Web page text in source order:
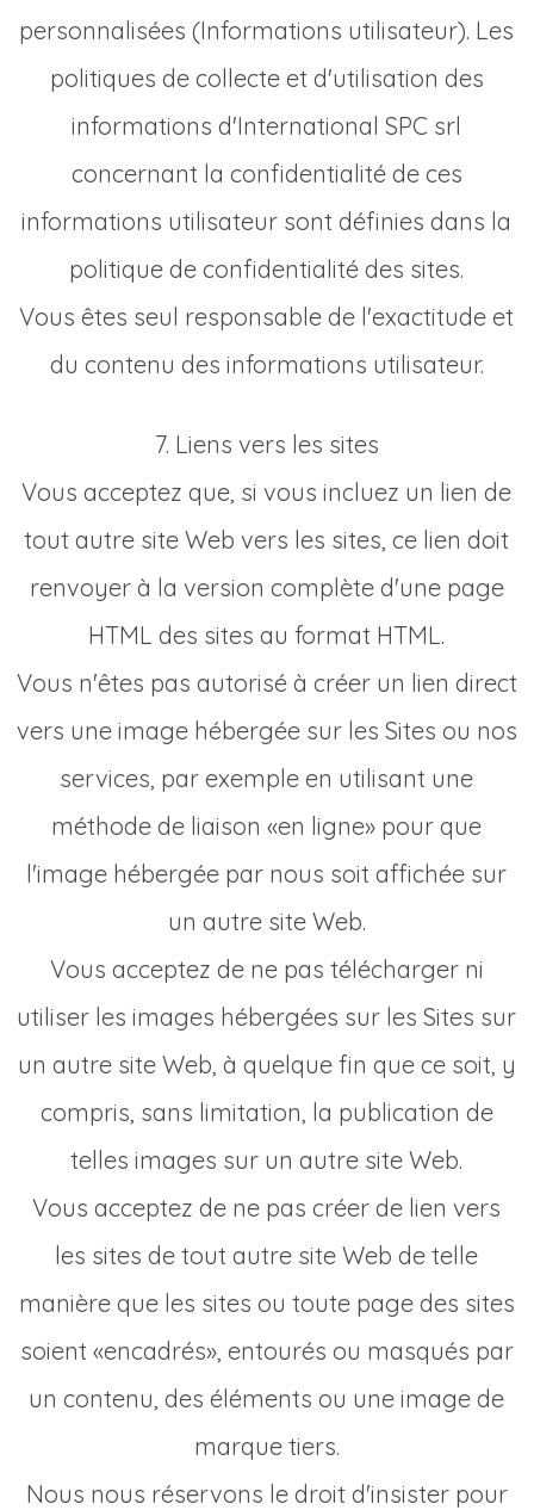
personnalisées (Informations utilisateur). Les
politiques de collecte et d'utilisation des
informations d'International SPC srl
concernant la confidentialité de ces
informations utilisateur sont définies dans la
politique de confidentialité des sites.
Vous êtes seul responsable de l'exactitude et
du contenu des informations utilisateur.
7. Liens vers les sites
Vous acceptez que, si vous incluez un lien de
tout autre site Web vers les sites, ce lien doit
renvoyer à la version complète d'une page
HTML des sites au format HTML.
Vous n'êtes pas autorisé à créer un lien direct
vers une image hébergée sur les Sites ou nos
services, par exemple en utilisant une
méthode de liaison «en ligne» pour que
l'image hébergée par nous soit affichée sur
un autre site Web.
Vous acceptez de ne pas télécharger ni
utiliser les images hébergées sur les Sites sur
un autre site Web, à quelque fin que ce soit, y
compris, sans limitation, la publication de
telles images sur un autre site Web.
Vous acceptez de ne pas créer de lien vers
les sites de tout autre site Web de telle
manière que les sites ou toute page des sites
soient «encadrés», entourés ou masqués par
un contenu, des éléments ou une image de
marque tiers.
Nous nous réservons le droit d'insister pour